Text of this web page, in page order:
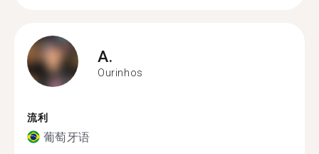
A.
Ourinhos
流利
葡萄牙语